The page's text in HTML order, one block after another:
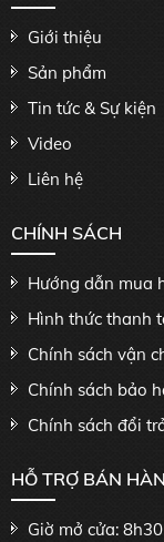
Giới thiệu
Sản phẩm
Tin tức & Sự kiện
Video
Liên hệ
CHÍNH SÁCH
Hướng dẫn mua
Hình thức thanh
Chính sách vận
Chính sách bảo
Chính sách đổi
HỖ TRỢ BÁN
Giờ mở cửa: